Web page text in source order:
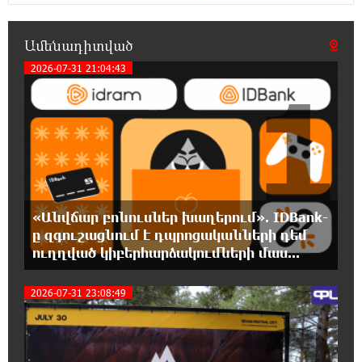
Հորմուզի նեղուցի նավագնացության
կառուցվածքը
22:00:57 6-08-2026
8-ամյա Մոնթե Մուրադյանն ու Սյունե
Քոսակյանը հաղթահարել են Արարատի
գագաթը
21:41:25 6-08-2026
Վթար Լոռու մարզում․ փրկարարները
վարորդին դուրս են բերել արգելափակումից
Երևանում երթուղիների փոփոխություն
կլինի
21:10:46 6-08-2026
Ամենադիտված
2026-07-31 21:04:43
«Անվճար բոնուսներ խաղերում». IDBank-
ը զգուշացնում է դպրոցականների դեմ
ուղղված կիբերհարձակումների մաս...
1
2026-07-31 23:08:49